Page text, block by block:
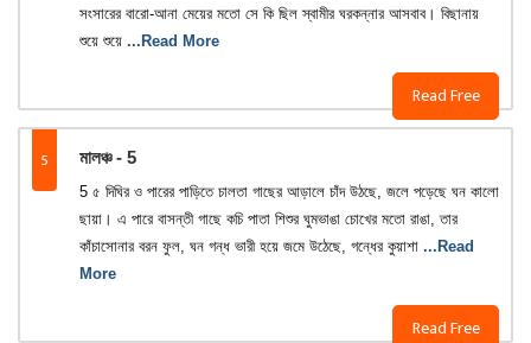
Read Free
সংসারের বারো-আনা মেয়ের মতো সে কি ছিল স্বামীর ঘরকন্নার আসবাব। বিছানায়
শুয়ে শুয়ে ...Read More
5 মালঞ্চ - 5
Read Free
5 ৫ দিঘির ও পারের পাড়িতে চালতা গাছের আড়ালে চাঁদ উঠছে, জলে পড়েছে ঘন কালো
ছায়া। এ পারে বাসন্তী গাছে কচি পাতা শিশুর ঘুমভাঙা চোখের মতো রাঙা, তার
কাঁচাসোনার বরন ফুল, ঘন গন্ধ ভারী হয়ে জমে উঠেছে, গন্ধের কুয়াশা ...Read
More